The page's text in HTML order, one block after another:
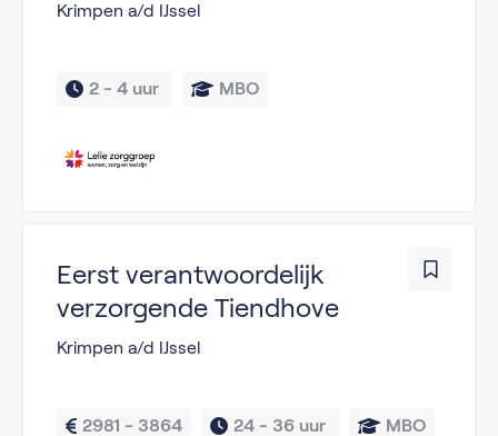
Krimpen a/d IJssel
2 - 4 uur MBO
Eerst verantwoordelijk
verzorgende Tiendhove
Krimpen a/d IJssel
2981 - 3864 24 - 36 uur MBO